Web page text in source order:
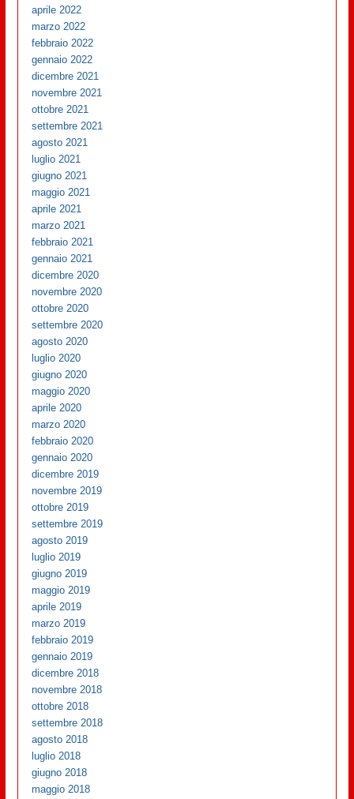
aprile 2022
marzo 2022
febbraio 2022
gennaio 2022
dicembre 2021
novembre 2021
ottobre 2021
settembre 2021
agosto 2021
luglio 2021
giugno 2021
maggio 2021
aprile 2021
marzo 2021
febbraio 2021
gennaio 2021
dicembre 2020
novembre 2020
ottobre 2020
settembre 2020
agosto 2020
luglio 2020
giugno 2020
maggio 2020
aprile 2020
marzo 2020
febbraio 2020
gennaio 2020
dicembre 2019
novembre 2019
ottobre 2019
settembre 2019
agosto 2019
luglio 2019
giugno 2019
maggio 2019
aprile 2019
marzo 2019
febbraio 2019
gennaio 2019
dicembre 2018
novembre 2018
ottobre 2018
settembre 2018
agosto 2018
luglio 2018
giugno 2018
maggio 2018